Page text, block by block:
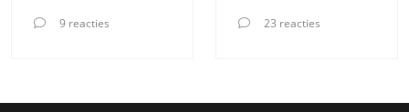
9 reacties 23 reacties